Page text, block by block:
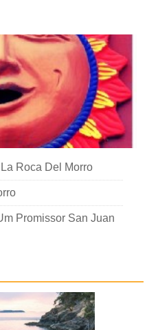
Roca Del Morro
Promissor San Juan